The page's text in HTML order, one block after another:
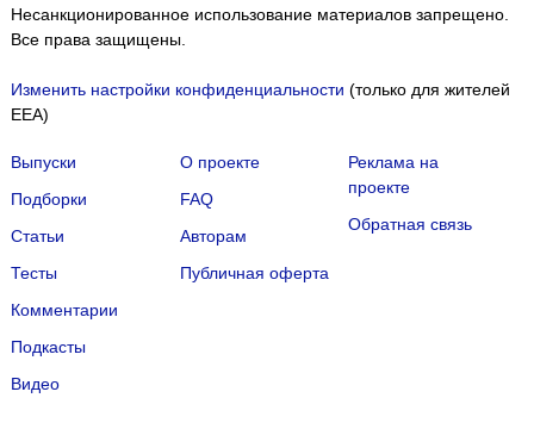
Несанкционированное использование материалов запрещено.
Все права защищены.
Изменить настройки конфиденциальности (только для жителей
EEA)
Выпуски
Подборки
Статьи
Тесты
Комментарии
Подкасты
Видео
О проекте
FAQ
Авторам
Публичная оферта
Реклама на
проекте
Обратная связь